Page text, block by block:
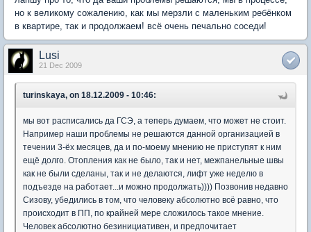
но к великому сожалению, как мы мерзли с маленьким ребёнком
в квартире, так и продолжаем! всё очень печально соседи!
Lusi
21 Dec 2009
turinskaya, on 18.12.2009 - 10:46:
мы вот расписались да ГСЭ, а теперь думаем, что может не стоит.
Например наши проблемы не решаются данной организацией в
течении 3-ёх месяцев, да и по-моему мнению не приступят к ним
ещё долго. Отопления как не было, так и нет, межпанельные швы
как не были сделаны, так и не делаются, лифт уже неделю в
подъезде на работает...и можно продолжать)))) Позвонив недавно
Сизову, убедились в том, что человеку абсолютно всё равно, что
происходит в ПП, по крайней мере сложилось такое мнение.
Человек абсолютно безинициативен, и предпочитает